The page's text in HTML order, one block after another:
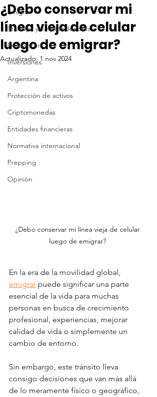
Emigrar
Startups y emprendedores
Freelancers
Inversiones
Argentina
Protección de activos
Criptomonedas
Entidades financieras
Normativa internacional
Prepping
Opinión
¿Debo conservar mi
línea vieja de celular
luego de emigrar?
Actualizado: 1 nov 2024
¿Debo conservar mi línea vieja de celular
luego de emigrar?
En la era de la movilidad global,
emigrar puede significar una parte
esencial de la vida para muchas
personas en busca de crecimiento
profesional, experiencias, mejorar
calidad de vida o simplemente un
cambio de entorno.
Sin embargo, este tránsito lleva
consigo decisiones que van más allá
de lo meramente físico o geográfico,